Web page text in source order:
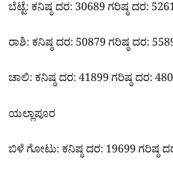
ಬೆಟ್ಟೆ: ಕನಿಷ್ಠ ದರ: 30689 ಗರಿಷ್ಠ ದರ:
ರಾಶಿ: ಕನಿಷ್ಠ ದರ: 50879 ಗರಿಷ್ಠ ದರ:
ಚಾಲಿ: ಕನಿಷ್ಠ ದರ: 41899 ಗರಿಷ್ಠ ದರ:
ಯಲ್ಲಾಪೂರ
ಬಿಳೆ ಗೋಟು: ಕನಿಷ್ಠ ದರ: 19699 ಗರಿಷ್ಠ